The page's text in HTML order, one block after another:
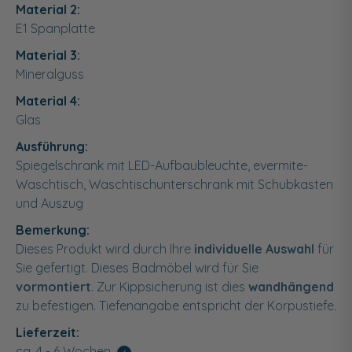
Material 2:
E1 Spanplatte
Material 3:
Mineralguss
Material 4:
Glas
Ausführung:
Spiegelschrank mit LED-Aufbaubleuchte, evermite-
Waschtisch, Waschtischunterschrank mit Schubkasten
und Auszug
Bemerkung:
Dieses Produkt wird durch Ihre individuelle Auswahl für
Sie gefertigt. Dieses Badmöbel wird für Sie
vormontiert. Zur Kippsicherung ist dies wandhängend
zu befestigen. Tiefenangabe entspricht der Korpustiefe.
Lieferzeit: